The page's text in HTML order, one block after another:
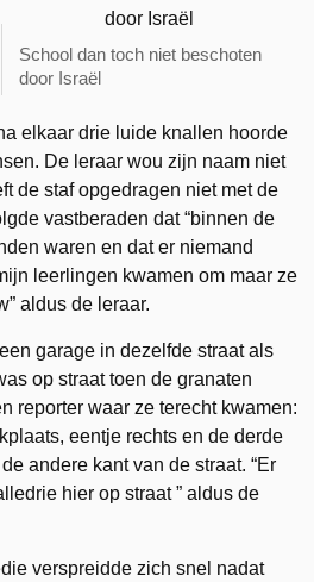
School dan toch niet beschoten
door Israël
elkaar drie luide knallen hoorde
De leraar wou zijn naam niet
de staf opgedragen niet met de
vastberaden dat “binnen de
waren en dat er niemand
leerlingen kwamen om maar ze
aldus de leraar.
garage in dezelfde straat als
op straat toen de granaten
reporter waar ze terecht kwamen:
eentje rechts en de derde
andere kant van de straat. “Er
hier op straat ” aldus de
verspreidde zich snel nadat